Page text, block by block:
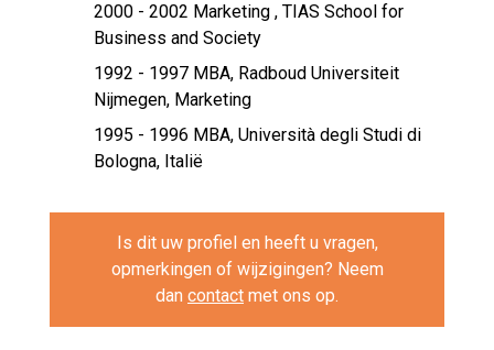
2000 - 2002 Marketing , TIAS School for
Business and Society
1992 - 1997 MBA, Radboud Universiteit
Nijmegen, Marketing
1995 - 1996 MBA, Università degli Studi di
Bologna, Italië
Is dit uw profiel en heeft u vragen,
opmerkingen of wijzigingen? Neem
dan contact met ons op.